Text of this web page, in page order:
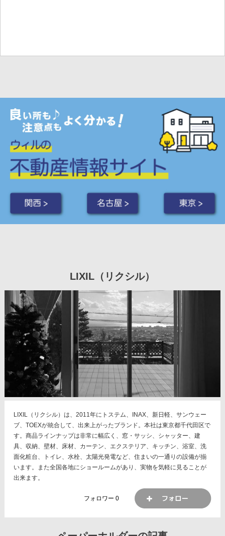
関西 > 名古屋 > 東京 >
LIXIL（リクシル）
LIXIL（リクシル）は、2011年にトステム、INAX、新日軽、サンウェー
ブ、TOEXが統合して、出来上がったブランド。本社は東京都千代田区で
す。商品ラインナップは非常に幅広く、窓・サッシ、シャッター、建
具、収納、壁材、床材、カーテン、エクステリア、キッチン、浴室、洗
面化粧台、トイレ、水栓、太陽光発電など、住まいの一通りの設備が揃
います。また全国各地にショールームがあり、実物を気軽に見ることが
出来ます。
フォロワー0